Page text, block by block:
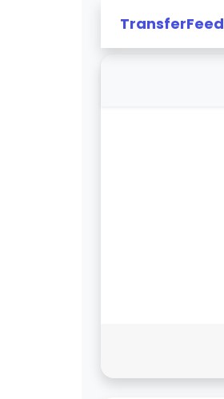
TransferFeed